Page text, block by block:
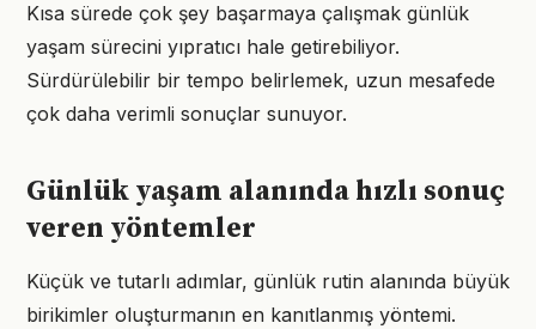
Kısa sürede çok şey başarmaya çalışmak günlük
yaşam sürecini yıpratıcı hale getirebiliyor.
Sürdürülebilir bir tempo belirlemek, uzun mesafede
çok daha verimli sonuçlar sunuyor.
Günlük yaşam alanında hızlı sonuç
veren yöntemler
Küçük ve tutarlı adımlar, günlük rutin alanında büyük
birikimler oluşturmanın en kanıtlanmış yöntemi.